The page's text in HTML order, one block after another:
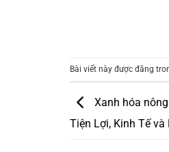
Bài viết này được đăng
Xanh hóa
Tiện Lợi, Kinh Tế và